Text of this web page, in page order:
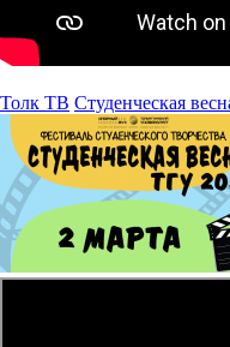
Толк ТВ Студенческая